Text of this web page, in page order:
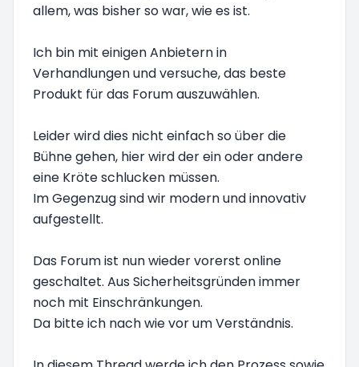
allem, was bisher so war, wie es ist.
Ich bin mit einigen Anbietern in
Verhandlungen und versuche, das beste
Produkt für das Forum auszuwählen.
Leider wird dies nicht einfach so über die
Bühne gehen, hier wird der ein oder andere
eine Kröte schlucken müssen.
Im Gegenzug sind wir modern und innovativ
aufgestellt.
Das Forum ist nun wieder vorerst online
geschaltet. Aus Sicherheitsgründen immer
noch mit Einschränkungen.
Da bitte ich nach wie vor um Verständnis.